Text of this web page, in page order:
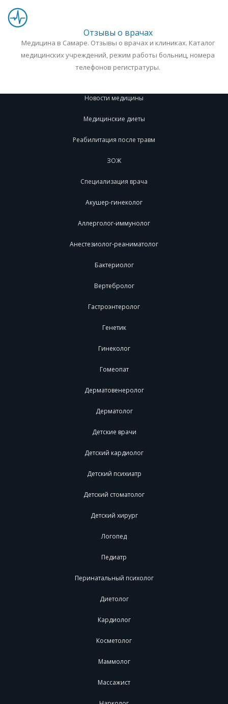
Отзывы о врачах
Медицина в Самаре. Отзывы о врачах и клиниках. Каталог
медицинских учреждений, режим работы больниц, номера
телефонов регистратуры.
Новости медицины
Медицинские диеты
Реабилитация после травм
ЗОЖ
Специализация врача
Акушер-гинеколог
Аллерголог-иммунолог
Анестезиолог-реаниматолог
Бактериолог
Вертебролог
Гастроэнтеролог
Генетик
Гинеколог
Гомеопат
Дерматовенеролог
Дерматолог
Детские врачи
Детский кардиолог
Детский психиатр
Детский стоматолог
Детский хирург
Логопед
Педиатр
Перинатальный психолог
Диетолог
Кардиолог
Косметолог
Маммолог
Массажист